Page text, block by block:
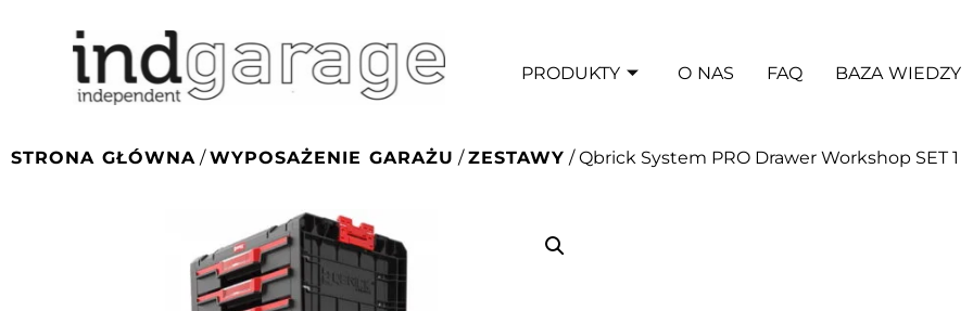
PRODUKTY O NAS FAQ BAZA WIEDZY
STRONA GŁÓWNA /WYPOSAŻENIE GARAŻU /ZESTAWY / Qbrick System PRO Drawer Workshop SET 1